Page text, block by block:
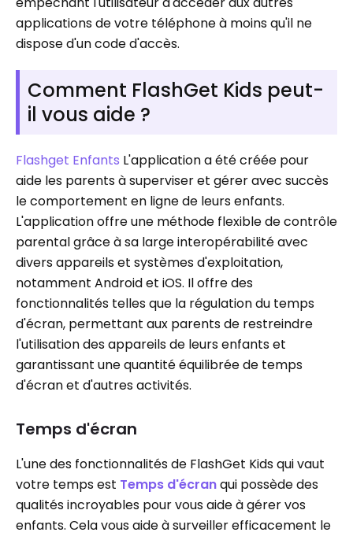
applications de votre téléphone à moins qu'il ne
dispose d'un code d'accès.
Comment FlashGet Kids peut-
il vous aide ?
Flashget Enfants L'application a été créée pour
aide les parents à superviser et gérer avec succès
le comportement en ligne de leurs enfants.
L'application offre une méthode flexible de contrôle
parental grâce à sa large interopérabilité avec
divers appareils et systèmes d'exploitation,
notamment Android et iOS. Il offre des
fonctionnalités telles que la régulation du temps
d'écran, permettant aux parents de restreindre
l'utilisation des appareils de leurs enfants et
garantissant une quantité équilibrée de temps
d'écran et d'autres activités.
Temps d'écran
L'une des fonctionnalités de FlashGet Kids qui vaut
votre temps est Temps d'écranqui possède des
qualités incroyables pour vous aide à gérer vos
enfants. Cela vous aide à surveiller efficacement le